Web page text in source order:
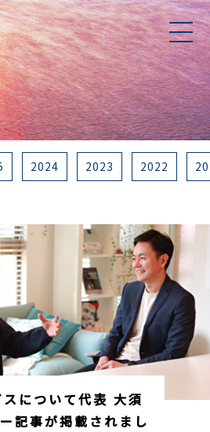
2024 2023 2022
について代表 大須
記事が掲載されまし